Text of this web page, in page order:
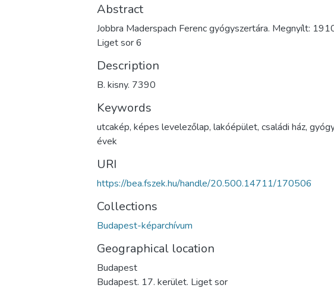
Abstract
Jobbra Maderspach Ferenc gyógyszertára. Megnyílt:
Liget sor 6
Description
B. kisny. 7390
Keywords
utcakép, képes levelezőlap, lakóépület, családi ház,
évek
URI
https://bea.fszek.hu/handle/20.500.14711/170506
Collections
Budapest-képarchívum
Geographical location
Budapest
Budapest. 17. kerület. Liget sor